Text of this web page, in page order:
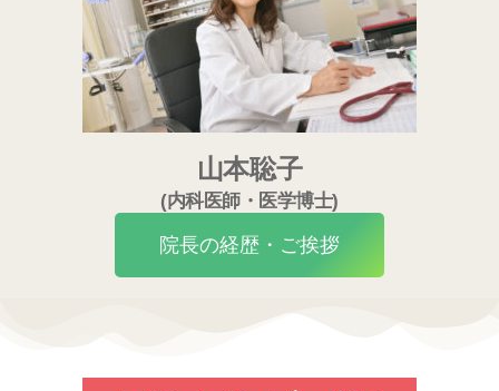
山本聡子
(内科医師・医学博士)
院長の経歴・ご挨拶